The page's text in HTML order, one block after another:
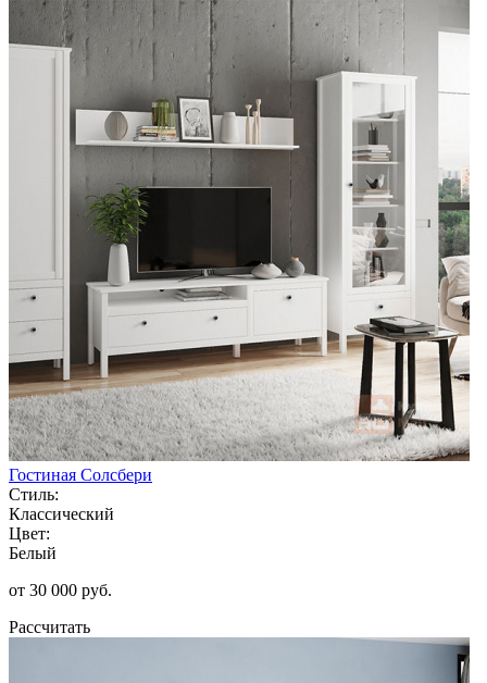
Гостиная Солсбери
Стиль:
Классический
Цвет:
Белый
от 30 000 руб.
Рассчитать